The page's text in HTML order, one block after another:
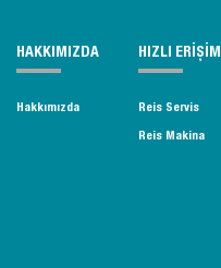
HAKKIMIZDA
Hakkımızda
HIZLI ERİŞİM
Reis Servis
Reis Makina